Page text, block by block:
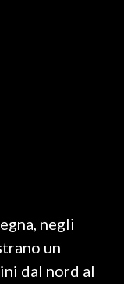
negli
un
dal nord al